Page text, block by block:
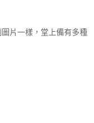
片一樣，堂上備有多種